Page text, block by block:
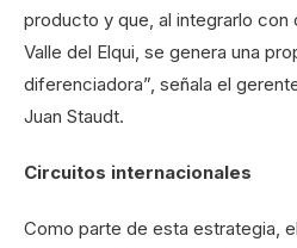
producto y que, al integrarlo con
Valle del Elqui, se genera una
diferenciadora”, señala el
Juan Staudt.
Circuitos internacionales
Como parte de esta estrategia,